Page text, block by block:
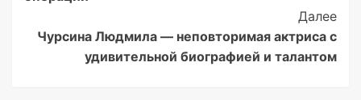
Далее
Чурсина Людмила — неповторимая актриса с
удивительной биографией и талантом